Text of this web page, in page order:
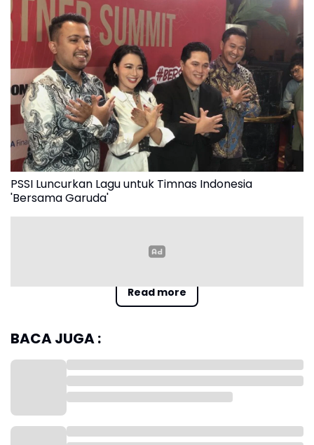
Read more
PSSI Luncurkan Lagu untuk Timnas Indonesia
'Bersama Garuda'
Ketua Umum PSSI Erick Thohir menyebut, lagu bergenre
berbagai ajang. Terkait genre (jenis) musik dangdut yang menjadi
"Kenapa tidak? Kita selalu bicara lagu Korea bagus, lagubarat
Erick di Hotel JW Marriot, Kuningan, Jakarta, pada Rabu
BACA JUGA :